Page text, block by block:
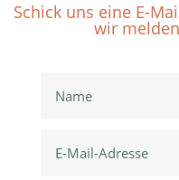
Schick uns eine E-
wir